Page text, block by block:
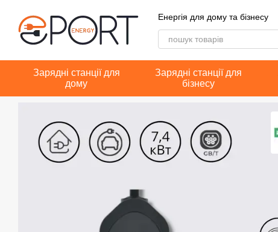
Енергія для дому та бізнесу
Зарядні станції для
дому
Зарядні станції для
бізнесу